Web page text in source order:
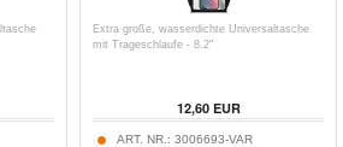
Extra große, wasserdichte Universaltasche
mit Trageschlaufe - 8.2"
12,60EUR
ART. NR.: 3006693-VAR